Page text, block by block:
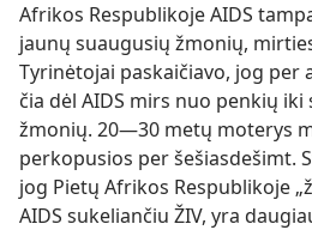
Afrikos Respublikoje AIDS
jaunų suaugusių žmonių,
Tyrinėtojai paskaičiavo, jog per
čia dėl AIDS mirs nuo penkių
žmonių. 20—30 metų moterys
perkopusios per šešiasdešimt.
jog Pietų Afrikos Respublikoje
AIDS sukeliančiu ŽIV, yra